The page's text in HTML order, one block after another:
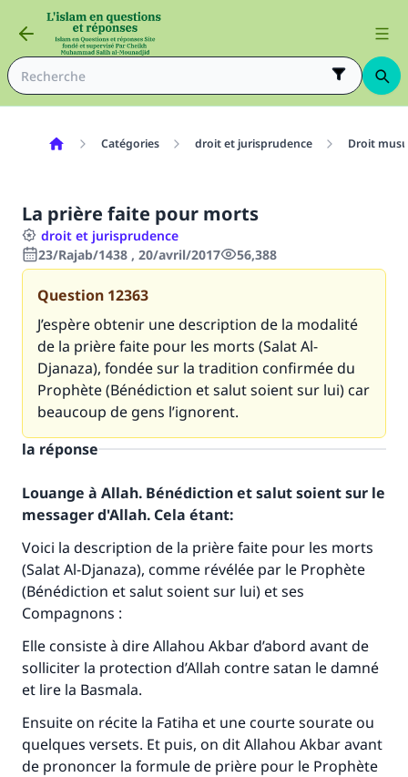
Catégories droit et jurisprudence Droit
La prière faite pour morts
droit et jurisprudence
23/Rajab/1438 , 20/avril/2017
56,388
Question 12363
J’espère obtenir une description de la modalité
de la prière faite pour les morts (Salat Al-
Djanaza), fondée sur la tradition confirmée du
Prophète (Bénédiction et salut soient sur lui) car
beaucoup de gens l’ignorent.
la réponse
Louange à Allah. Bénédiction et salut soient sur le
messager d'Allah. Cela étant:
Voici la description de la prière faite pour les morts
(Salat Al-Djanaza), comme révélée par le Prophète
(Bénédiction et salut soient sur lui) et ses
Compagnons :
Elle consiste à dire Allahou Akbar d’abord avant de
solliciter la protection d’Allah contre satan le damné
et lire la Basmala.
Ensuite on récite la Fatiha et une courte sourate ou
quelques versets. Et puis, on dit Allahou Akbar avant
de prononcer la formule de prière pour le Prophète